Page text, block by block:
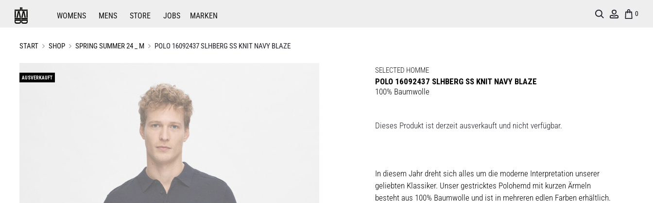
WOMENS MENS STORE JOBS MARKEN 0
Account
Search
START SHOP SPRING SUMMER 24 _ M POLO 16092437 SLHBERG SS KNIT NAVY BLAZE
AUSVERKAUFT
SELECTED HOMME
POLO 16092437 SLHBERG SS KNIT NAVY BLAZE
100% Baumwolle
Dieses Produkt ist derzeit ausverkauft und nicht verfügbar.
In diesem Jahr dreht sich alles um die moderne Interpretation unserer
geliebten Klassiker. Unser gestricktes Polohemd mit kurzen Ärmeln
besteht aus 100% Baumwolle und ist in mehreren edlen Farben erhältlich.